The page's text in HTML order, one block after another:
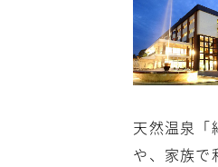
天然温泉「
や、家族で